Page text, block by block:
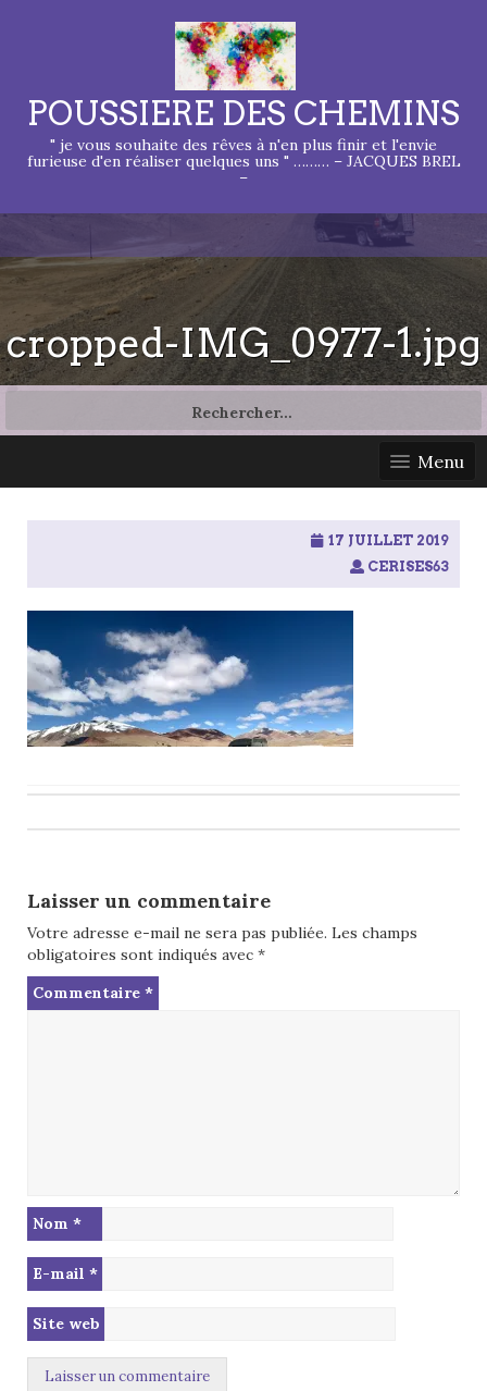
POUSSIERE DES CHEMINS
" je vous souhaite des rêves à n'en plus finir et l'envie
furieuse d'en réaliser quelques uns " ……… – JACQUES BREL
–
cropped-IMG_0977-1.jpg
Menu
17 JUILLET 2019
CERISES63
navigation
Laisser un commentaire
Votre adresse e-mail ne sera pas publiée. Les champs
obligatoires sont indiqués avec *
Commentaire *
Nom *
E-mail *
Site web